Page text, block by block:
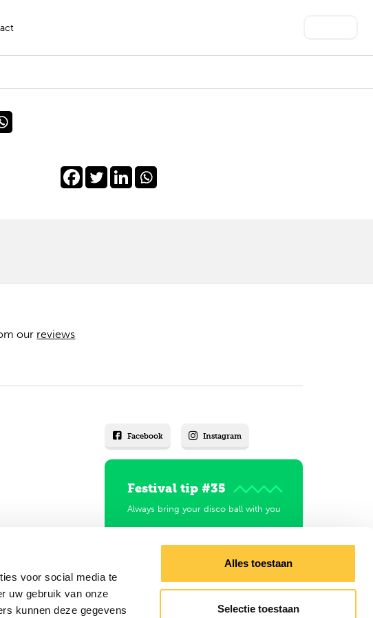
voor social media te
uw gebruik van onze
kunnen deze gegevens
Alles toestaan
Selectie toestaan
our reviews
Facebook Instagram
Festival tip #35
Always bring your disco ball with you